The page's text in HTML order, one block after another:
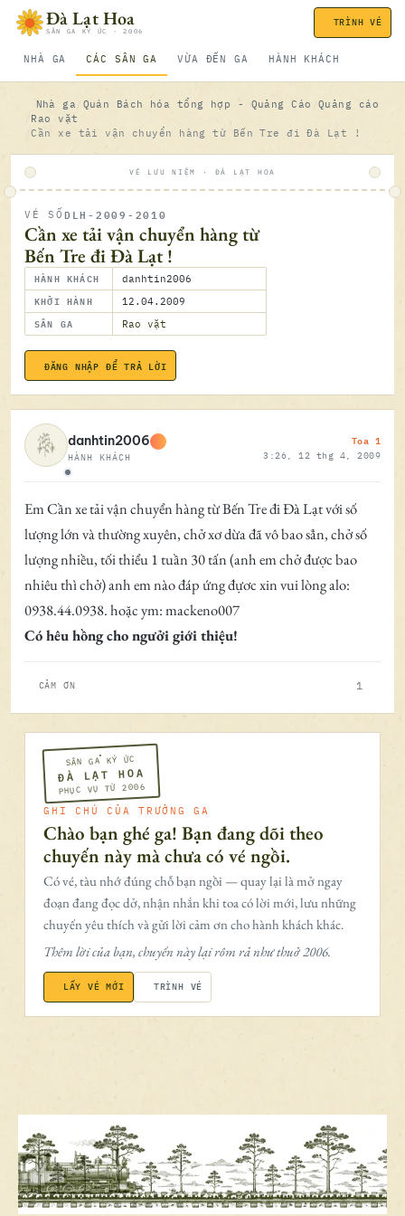
Bỏ qua nội dungĐà Lạt Hoa
SÂN GA KÝ ỨC · 2006
NHÀ GA CÁC SÂN GA VỪA ĐẾN GA HÀNH KHÁCH
TRÌNH VÉ
Nhà ga Quán Bách hóa tổng hợp - Quảng Cáo
Quảng cáo
Rao vặt
Cần xe tải vận chuyển hàng từ Bến Tre đi Đà Lạt !
VÉ LƯU NIỆM · ĐÀ LẠT HOA
VÉ SỐ DLH-2009-2010
Cần xe tải vận chuyển hàng từ
Bến Tre đi Đà Lạt !
HÀNH KHÁCH danhtin2006
KHỞI HÀNH 12.04.2009
SÂN GA Rao vặt
ĐĂNG NHẬP ĐỂ TRẢ LỜI
Ngoại tuyến
danhtin2006
HÀNH KHÁCH
Toa 1
3:26, 12 thg 4, 2009
Em Cần xe tải vận chuyển hàng từ Bến Tre đi Đà Lạt với số
lượng lớn và thường xuyên, chở xơ dừa đã vô bao sẳn, chở số
lượng nhiều, tối thiểu 1 tuần 30 tấn (anh em chở được bao
nhiêu thì chở) anh em nào đáp ứng đựơc xin vui lòng alo:
0938.44.0938. hoặc ym: mackeno007
Có hêu hồng cho ngưởi giới thiệu!
CẢM ƠN 1
SÂN GA KÝ ỨC
ĐÀ LẠT HOA
PHỤC VỤ TỪ 2006
GHI CHÚ CỦA TRƯỞNG GA
Chào bạn ghé ga! Bạn đang dõi theo
chuyến này mà chưa có vé ngồi.
Có vé, tàu nhớ đúng chỗ bạn ngồi — quay lại là mở ngay
đoạn đang đọc dở, nhận nhắn khi toa có lời mới, lưu những
chuyến yêu thích và gửi lời cảm ơn cho hành khách khác.
Thêm lời của bạn, chuyến này lại rôm rả như thuở 2006.
LẤY VÉ MỚI TRÌNH VÉ